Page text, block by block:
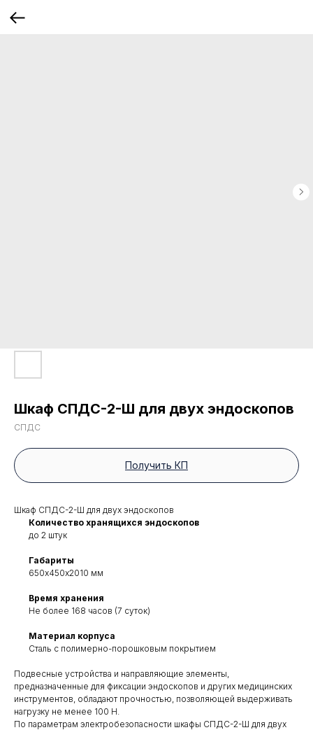
Шкаф СПДС-2-Ш для двух эндоскопов
СПДС
Получить КП
Шкаф СПДС-2-Ш для двух эндоскопов
Количество хранящихся эндоскопов
до 2 штук
Габариты
650х450х2010 мм
Время хранения
Не более 168 часов (7 суток)
Материал корпуса
Сталь с полимерно-порошковым покрытием
Подвесные устройства и направляющие элементы,
предназначенные для фиксации эндоскопов и других медицинских
инструментов, обладают прочностью, позволяющей выдерживать
нагрузку не менее 100 Н.
По параметрам электробезопасности шкафы СПДС-2-Ш для двух